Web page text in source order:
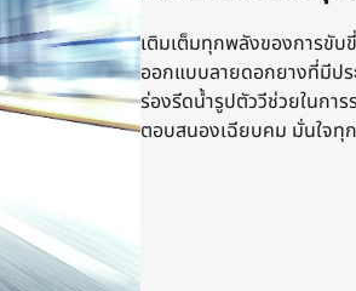
เติมเต็มทุกพลังของการขับ
ออกแบบลายดอกยางที่มีปร
ร่องรีดน้ำรูปตัววีช่วยในกา
ตอบสนองเฉียบคม มั่นใจทุ